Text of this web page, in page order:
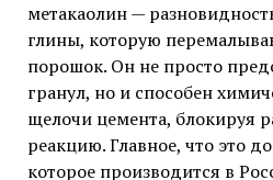
метакаолин —
глины, которую
порошок. Он не просто
гранул, но и способен
щелочи цемента, блокируя
реакцию. Главное, что это
которое производится в